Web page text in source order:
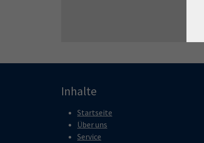
Inhalte
Startseite
Über uns
Service